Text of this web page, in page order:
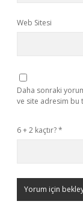
Web Sitesi
Daha sonraki
ve site adresim bu
6 + 2 kaçtır?*